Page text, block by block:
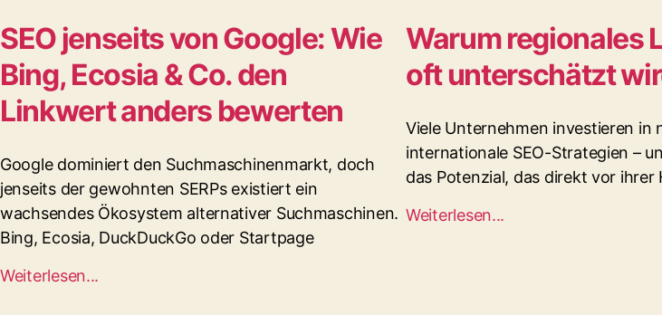
SEO jenseits von Google: Wie
Bing, Ecosia & Co. den
Linkwert anders bewerten
Google dominiert den Suchmaschinenmarkt, doch
jenseits der gewohnten SERPs existiert ein
wachsendes Ökosystem alternativer Suchmaschinen.
Bing, Ecosia, DuckDuckGo oder Startpage
Weiterlesen...
Warum regionales
oft unterschätzt
Viele Unternehmen investieren in
internationale SEO-Strategien –
das Potenzial, das direkt vor ihrer
Weiterlesen...